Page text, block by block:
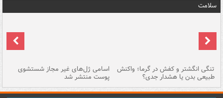
سلامت
تنگی انگشتر و کفش در گرما؛ واکنش
طبیعی بدن یا هشدار جدی؟
اسامی ژل‌های غیر مجاز شستشوی
پوست منتشر شد